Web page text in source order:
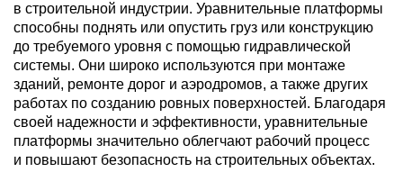
в строительной индустрии. Уравнительные платформы
способны поднять или опустить груз или конструкцию
до требуемого уровня с помощью гидравлической
системы. Они широко используются при монтаже
зданий, ремонте дорог и аэродромов, а также других
работах по созданию ровных поверхностей. Благодаря
своей надежности и эффективности, уравнительные
платформы значительно облегчают рабочий процесс
и повышают безопасность на строительных объектах.